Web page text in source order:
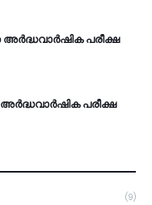
അർദ്ധവാർഷിക പരീക്ഷ
അർദ്ധവാർഷിക പരീക്ഷ
(9)